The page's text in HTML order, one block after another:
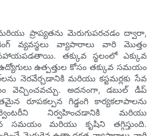
ప్రాప్యతను మెరుగుపరచడం ద్వారా,
వ్యవస్థలు వ్యాపారాలు వారి మొత్తం
తక్కువ స్థలంలో ఎక్కువ
ఉత్పత్తుల కోసం తక్కువ సమయం
నెరవేర్చడానికి మరియు కస్టమర్లకు సేవ
అదనంగా, డబుల్ డీప్
రూపకల్పన గిడ్డంగి కార్యకలాపాలను
ఇన్వెంటరీని నిర్వహించడానికి మరియు
సమయం మరియు కృషిని తగ్గిస్తుంది.